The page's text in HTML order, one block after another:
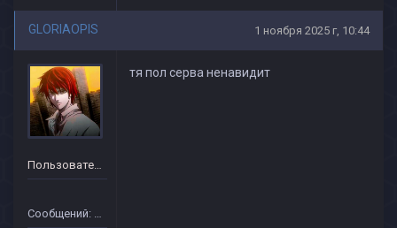
GLORIAOPIS 1 ноября 2025 г, 10:44
Пользователь
Сообщений: 10
тя пол серва ненавидит